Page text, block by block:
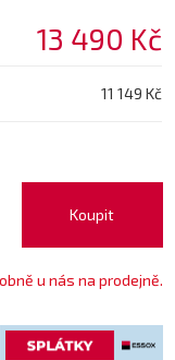
13 490 Kč
11 149 Kč
Koupit
u nás na prodejně.